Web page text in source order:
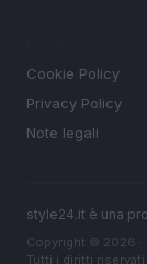
Cookie Policy
Privacy Policy
Note legali
style24.it è una
Copyright © 2026 ·
Tutti i diritti riservati